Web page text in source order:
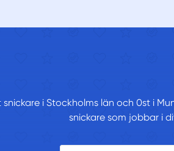
snickare i Stockholms län och 0st i
snickare som jobbar i